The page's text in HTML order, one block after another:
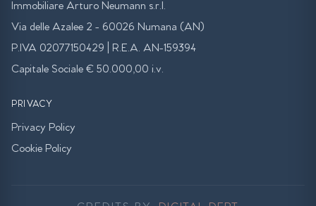
Immobiliare Arturo Neumann s.r.l.
Via delle Azalee 2 - 60026 Numana (AN)
P.IVA 02077150429 | R.E.A. AN-159394
Capitale Sociale € 50.000,00 i.v.
PRIVACY
Privacy Policy
Cookie Policy